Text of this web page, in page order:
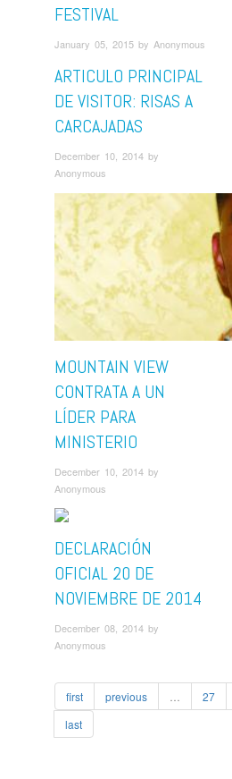
FESTIVAL
January 05, 2015 by Anonymous
ARTICULO PRINCIPAL
DE VISITOR: RISAS A
CARCAJADAS
December 10, 2014 by
Anonymous
MOUNTAIN VIEW
CONTRATA A UN
LÍDER PARA
MINISTERIO
December 10, 2014 by
Anonymous
DECLARACIÓN
OFICIAL 20 DE
NOVIEMBRE DE 2014
December 08, 2014 by
Anonymous
first previous 27
last